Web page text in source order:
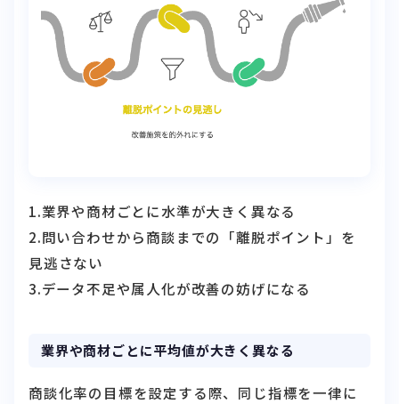
1.業界や商材ごとに水準が大きく異なる
2.問い合わせから商談までの「離脱ポイント」を
見逃さない
3.データ不足や属人化が改善の妨げになる
業界や商材ごとに平均値が大きく異なる
商談化率の目標を設定する際、同じ指標を一律に